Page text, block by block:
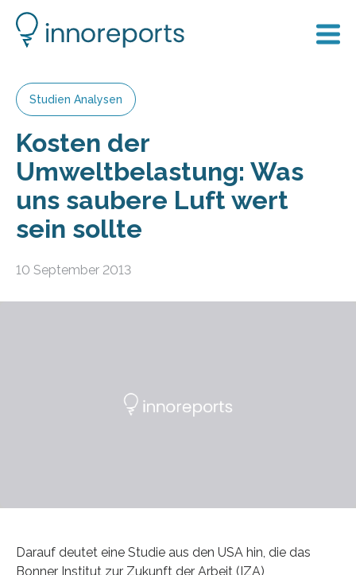
Studien Analysen
Kosten der
Umweltbelastung: Was
uns saubere Luft wert
sein sollte
10 September 2013
Darauf deutet eine Studie aus den USA hin, die das
Bonner Institut zur Zukunft der Arbeit (IZA)